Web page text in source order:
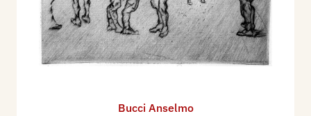
Bucci Anselmo